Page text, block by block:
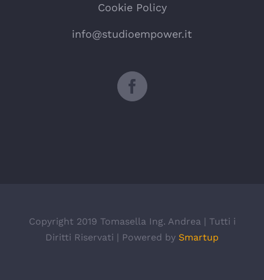
Cookie Policy
info@studioempower.it
Copyright 2019 Tomasella Ing. Andrea | Tutti i
Diritti Riservati | Powered by Smartup